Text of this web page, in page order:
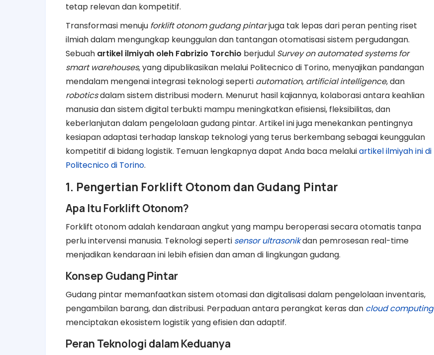
tetap relevan dan kompetitif.
Transformasi menuju forklift otonom gudang pintarjuga tak lepas dari peran penting riset
ilmiah dalam mengungkap keunggulan dan tantangan otomatisasi sistem pergudangan.
Sebuah artikel ilmiyah oleh Fabrizio Torchio berjudul Survey on automated systems for
smart warehouses, yang dipublikasikan melalui Politecnico di Torino, menyajikan pandangan
mendalam mengenai integrasi teknologi seperti automation, artificial intelligence, dan
roboticsdalam sistem distribusi modern. Menurut hasil kajiannya, kolaborasi antara keahlian
manusia dan sistem digital terbukti mampu meningkatkan efisiensi, fleksibilitas, dan
keberlanjutan dalam pengelolaan gudang pintar. Artikel ini juga menekankan pentingnya
kesiapan adaptasi terhadap lanskap teknologi yang terus berkembang sebagai keunggulan
kompetitif di bidang logistik. Temuan lengkapnya dapat Anda baca melaluiartikel ilmiyah ini di
Politecnico di Torino.
1. Pengertian Forklift Otonom dan Gudang Pintar
Apa Itu Forklift Otonom?
Forklift otonom adalah kendaraan angkut yang mampu beroperasi secara otomatis tanpa
perlu intervensi manusia. Teknologi seperti sensor ultrasonikdan pemrosesan real-time
menjadikan kendaraan ini lebih efisien dan aman di lingkungan gudang.
Konsep Gudang Pintar
Gudang pintar memanfaatkan sistem otomasi dan digitalisasi dalam pengelolaan inventaris,
pengambilan barang, dan distribusi. Perpaduan antara perangkat keras dan cloud computing
menciptakan ekosistem logistik yang efisien dan adaptif.
Peran Teknologi dalam Keduanya